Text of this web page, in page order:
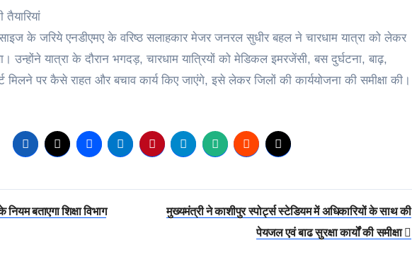
के जरिये एनडीएमए के वरिष्ठ सलाहकार मेजर जनरल सुधीर बहल ने चारधाम यात्रा को लेकर
उन्होंने यात्रा के दौरान भगदड़, चारधाम यात्रियों को मेडिकल इमरजेंसी, बस दुर्घटना, बाढ़,
पर कैसे राहत और बचाव कार्य किए जाएंगे, इसे लेकर जिलों की कार्ययोजना की समीक्षा की।
बताएगा शिक्षा विभाग
मुख्यमंत्री ने काशीपुर स्पोर्ट्स स्टेडियम में अधिकारियों के साथ की
पेयजल एवं बाढ सुरक्षा कार्यों की समीक्षा